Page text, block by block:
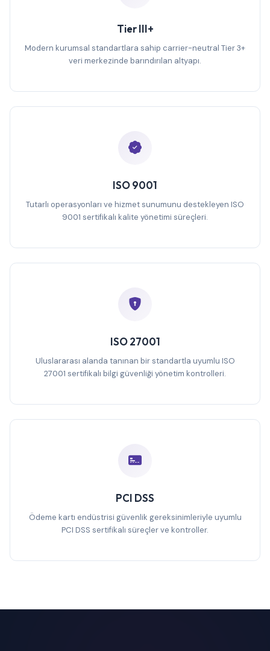
Tier III+
Modern kurumsal standartlara sahip carrier-neutral Tier 3+
veri merkezinde barındırılan altyapı.
ISO 9001
Tutarlı operasyonları ve hizmet sunumunu destekleyen ISO
9001 sertifikalı kalite yönetimi süreçleri.
ISO 27001
Uluslararası alanda tanınan bir standartla uyumlu ISO
27001 sertifikalı bilgi güvenliği yönetim kontrolleri.
PCI DSS
Ödeme kartı endüstrisi güvenlik gereksinimleriyle uyumlu
PCI DSS sertifikalı süreçler ve kontroller.